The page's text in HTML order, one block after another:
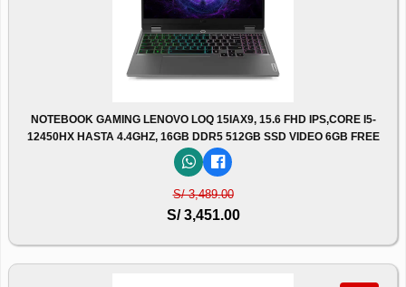
NOTEBOOK GAMING LENOVO LOQ 15IAX9, 15.6 FHD IPS,CORE I5-
12450HX HASTA 4.4GHZ, 16GB DDR5 512GB SSD VIDEO 6GB FREE
S/ 3,489.00
S/ 3,451.00